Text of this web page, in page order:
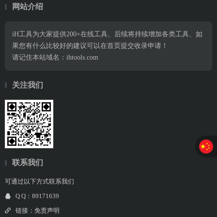
网站介绍
iH工具为大家提供200+在线工具、后续将持续增加各类工具、如
果您有什么比较好的建议可以在首页提交收录申请！
请记住本站域名：ihtools.com
关注我们
联系我们
可通过以下方式联系我们
Q Q：89171639
链接： 免责声明